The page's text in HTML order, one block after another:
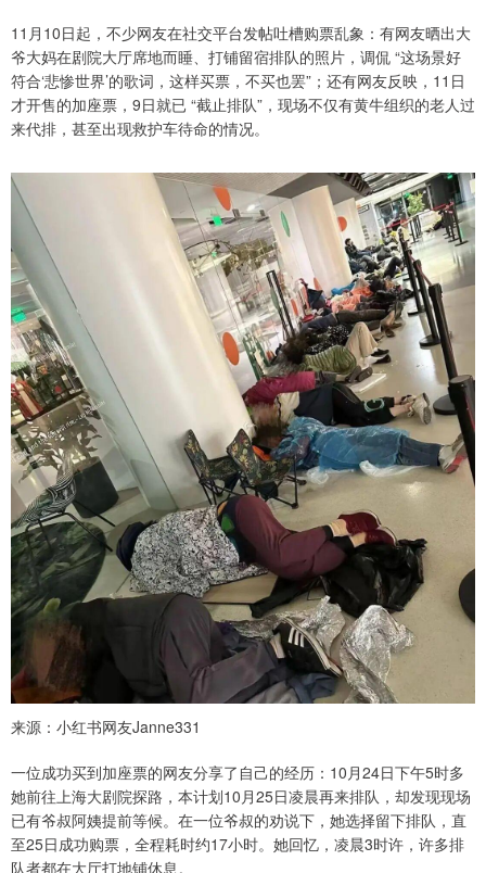
11月10日起，不少网友在社交平台发帖吐槽购票乱象：有网友晒出大
爷大妈在剧院大厅席地而睡、打铺留宿排队的照片，调侃 “这场景好
符合‘悲惨世界’的歌词，这样买票，不买也罢”；还有网友反映，11日
才开售的加座票，9日就已 “截止排队”，现场不仅有黄牛组织的老人过
来代排，甚至出现救护车待命的情况。
来源：小红书网友Janne331
一位成功买到加座票的网友分享了自己的经历：10月24日下午5时多
她前往上海大剧院探路，本计划10月25日凌晨再来排队，却发现现场
已有爷叔阿姨提前等候。在一位爷叔的劝说下，她选择留下排队，直
至25日成功购票，全程耗时约17小时。她回忆，凌晨3时许，许多排
队者都在大厅打地铺休息。